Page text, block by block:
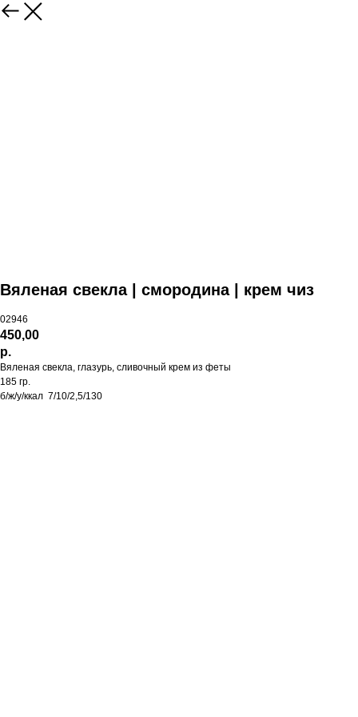
Вяленая свекла | смородина | крем чиз
02946
450,00
р.
Вяленая свекла, глазурь, сливочный крем из феты
185 гр.
б/ж/у/ккал 7/10/2,5/130